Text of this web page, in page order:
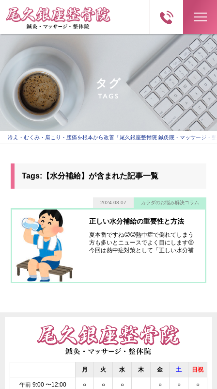
タグ
TAGS
冷え・むくみ・肩こり・腰痛を根本から改善「尾久銀座整骨院 鍼灸院・マッサージ・
Tags:【水分補給】が含まれた記事一覧
2024.08.07 カラダのお悩み解決コラム
正しい水分補給の重要性と方法
夏本番ですね🥵🥵熱中症で倒れてしまう
方も多いとニュースでよく目にします😖
今回は熱中症対策として「正しい水分補
1. なぜ水分補給が重要なのか？ 私たち
月 火 水 木 金 土 日祝
午前 9:00 〜12:00 ○ ○ ○ ○ ○ ○